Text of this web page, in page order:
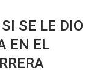
SE LE DIO
EN EL